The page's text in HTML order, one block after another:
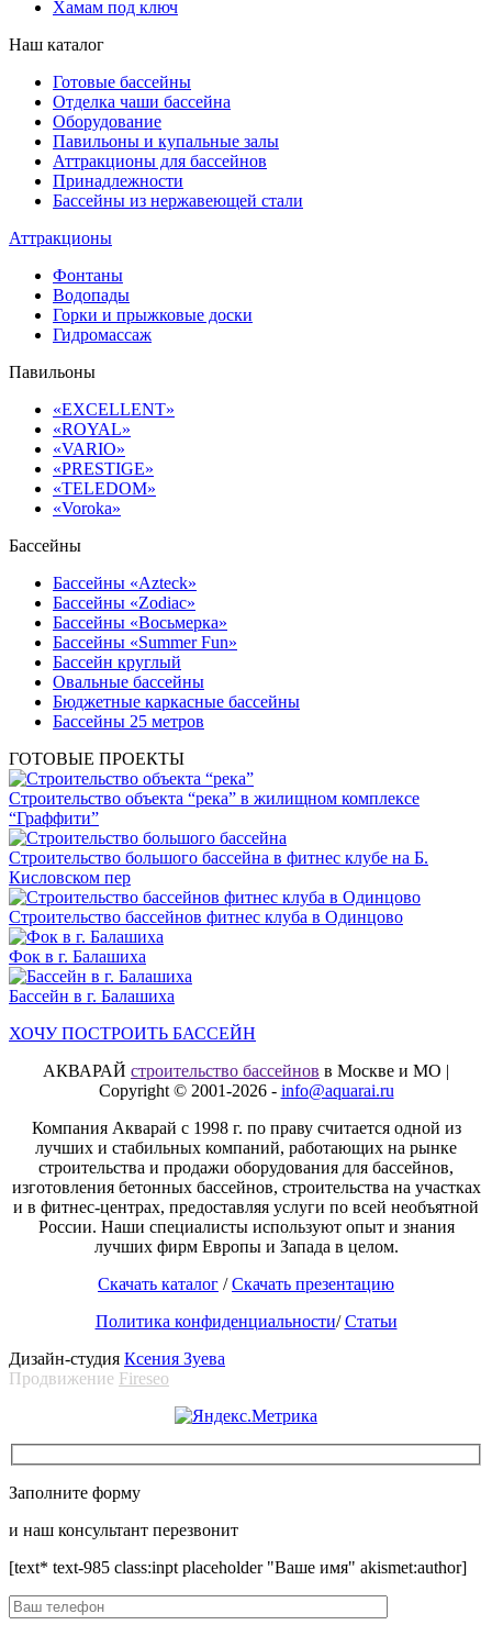
Хамам под ключ
Наш каталог
Готовые бассейны
Отделка чаши бассейна
Оборудование
Павильоны и купальные залы
Аттракционы для бассейнов
Принадлежности
Бассейны из нержавеющей стали
Аттракционы
Фонтаны
Водопады
Горки и прыжковые доски
Гидромассаж
Павильоны
«EXCELLENT»
«ROYAL»
«VARIO»
«PRESTIGE»
«TELEDOM»
«Voroka»
Бассейны
Бассейны «Azteck»
Бассейны «Zodiac»
Бассейны «Восьмерка»
Бассейны «Summer Fun»
Бассейн круглый
Овальные бассейны
Бюджетные каркасные бассейны
Бассейны 25 метров
ГОТОВЫЕ ПРОЕКТЫ
Строительство объекта “река” в жилищном комплексе
“Граффити”
Строительство большого бассейна в фитнес клубе на Б.
Кисловском пер
Строительство бассейнов фитнес клуба в Одинцово
Фок в г. Балашиха
Бассейн в г. Балашиха
ХОЧУ ПОСТРОИТЬ БАССЕЙН
АКВАРАЙ строительство бассейнов в Москве и МО |
Copyright © 2001-2026 - info@aquarai.ru
Компания Акварай с 1998 г. по праву считается одной из
лучших и стабильных компаний, работающих на рынке
строительства и продажи оборудования для бассейнов,
изготовления бетонных бассейнов, строительства на участках
и в фитнес-центрах, предоставляя услуги по всей необъятной
России. Наши специалисты используют опыт и знания
лучших фирм Европы и Запада в целом.
Скачать каталог / Скачать презентацию
Политика конфиденциальности/Статьи
Дизайн-студия Ксения Зуева
Продвижение Fireseo
Заполните форму
и наш консультант перезвонит
[text* text-985 class:inpt placeholder "Ваше имя" akismet:author]